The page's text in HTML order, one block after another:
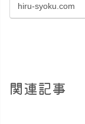
hiru-syoku.com
関連記事